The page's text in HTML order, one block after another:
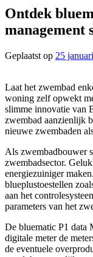
Ontdek
management
Geplaatst op 25
Laat het zwembad
woning zelf opwekt
slimme innovatie van
zwembad aanzienlijk
nieuwe zwembaden
Als zwembadbouwer
zwembadsector.
energiezuiniger
blueplustoestellen
aan het
parameters van het
De bluematic P1 data
digitale meter de
de eventuele